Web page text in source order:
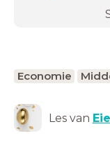
Economie
Les van